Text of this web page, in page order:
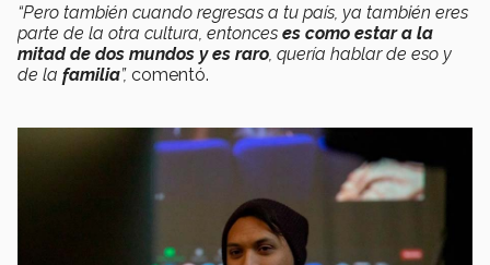
“Pero también cuando regresas a tu país, ya también eres
parte de la otra cultura, entonces es como estar a la
mitad de dos mundos y es raro, quería hablar de eso y
de la familia”, comentó.